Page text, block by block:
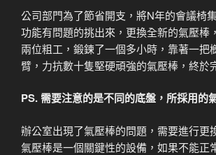
公司部門為了節省開支，將N年的會議椅
功能有問題的挑出來，更換全新的氣壓棒
兩位粗工，鍛鍊了一個多小時，靠著一把
臂，力抗數十隻堅硬頑強的氣壓棒，終於
PS. 需要注意的是不同的底盤，所採用的
辦公室出現了氣壓棒的問題，需要進行更
氣壓棒是一個關鍵性的設備，如果不能正